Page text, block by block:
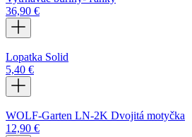
36,90 €
Lopatka Solid
5,40 €
WOLF-Garten LN-2K Dvojitá motyčka
12,90 €